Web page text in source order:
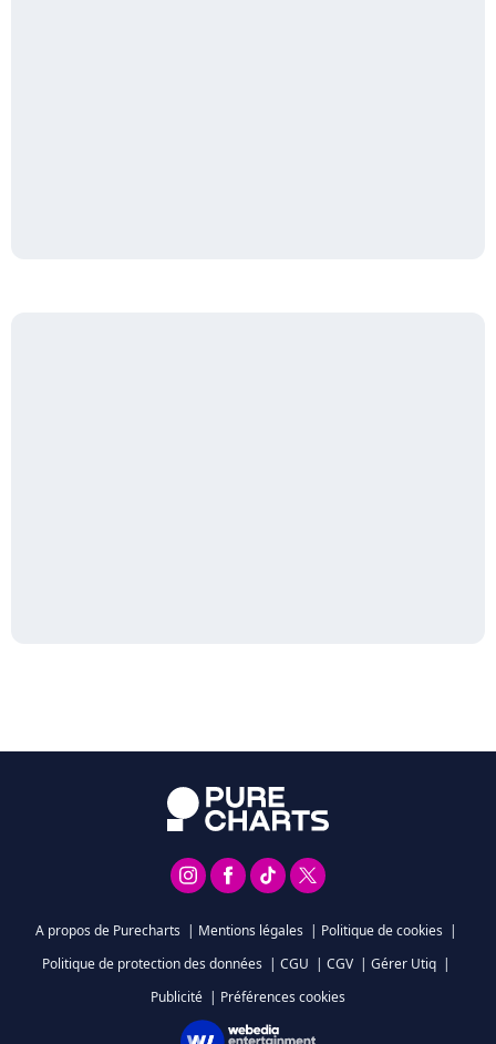
A propos de Purecharts | Mentions légales | Politique de cookies |
Politique de protection des données | CGU | CGV | Gérer Utiq |
Publicité | Préférences cookies